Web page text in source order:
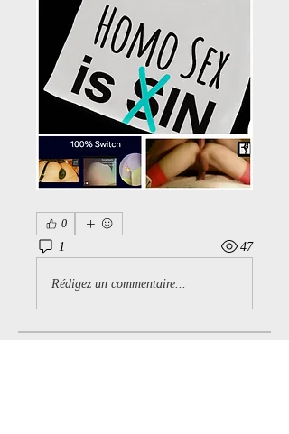
0
1 47
Rédigez un commentaire...